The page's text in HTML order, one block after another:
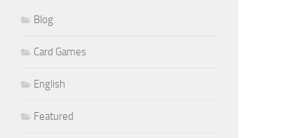
Blog
Card Games
English
Featured